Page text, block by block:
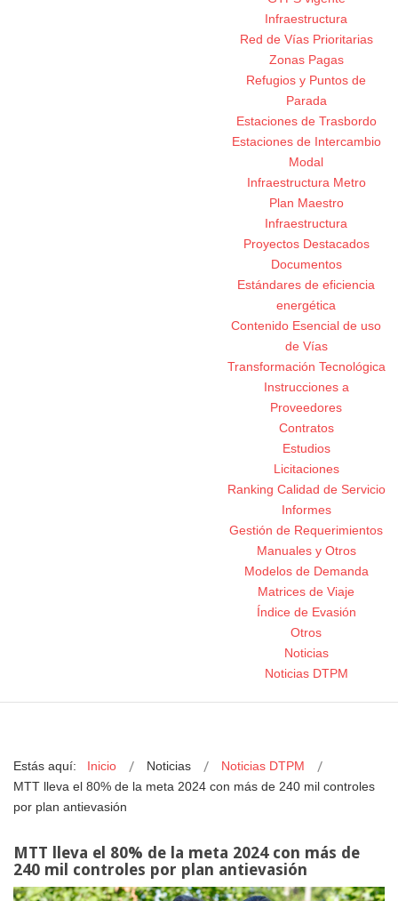
Infraestructura
Red de Vías Prioritarias
Zonas Pagas
Refugios y Puntos de
Parada
Estaciones de Trasbordo
Estaciones de Intercambio
Modal
Infraestructura Metro
Plan Maestro
Infraestructura
Proyectos Destacados
Documentos
Estándares de eficiencia
energética
Contenido Esencial de uso
de Vías
Transformación Tecnológica
Instrucciones a
Proveedores
Contratos
Estudios
Licitaciones
Ranking Calidad de Servicio
Informes
Gestión de Requerimientos
Manuales y Otros
Modelos de Demanda
Matrices de Viaje
Índice de Evasión
Otros
Noticias
Noticias DTPM
Estás aquí: Inicio Noticias
Noticias DTPM
MTT lleva el 80% de la meta 2024 con más de 240 mil controles
por plan antievasión
MTT lleva el 80% de la meta 2024 con más de
240 mil controles por plan antievasión